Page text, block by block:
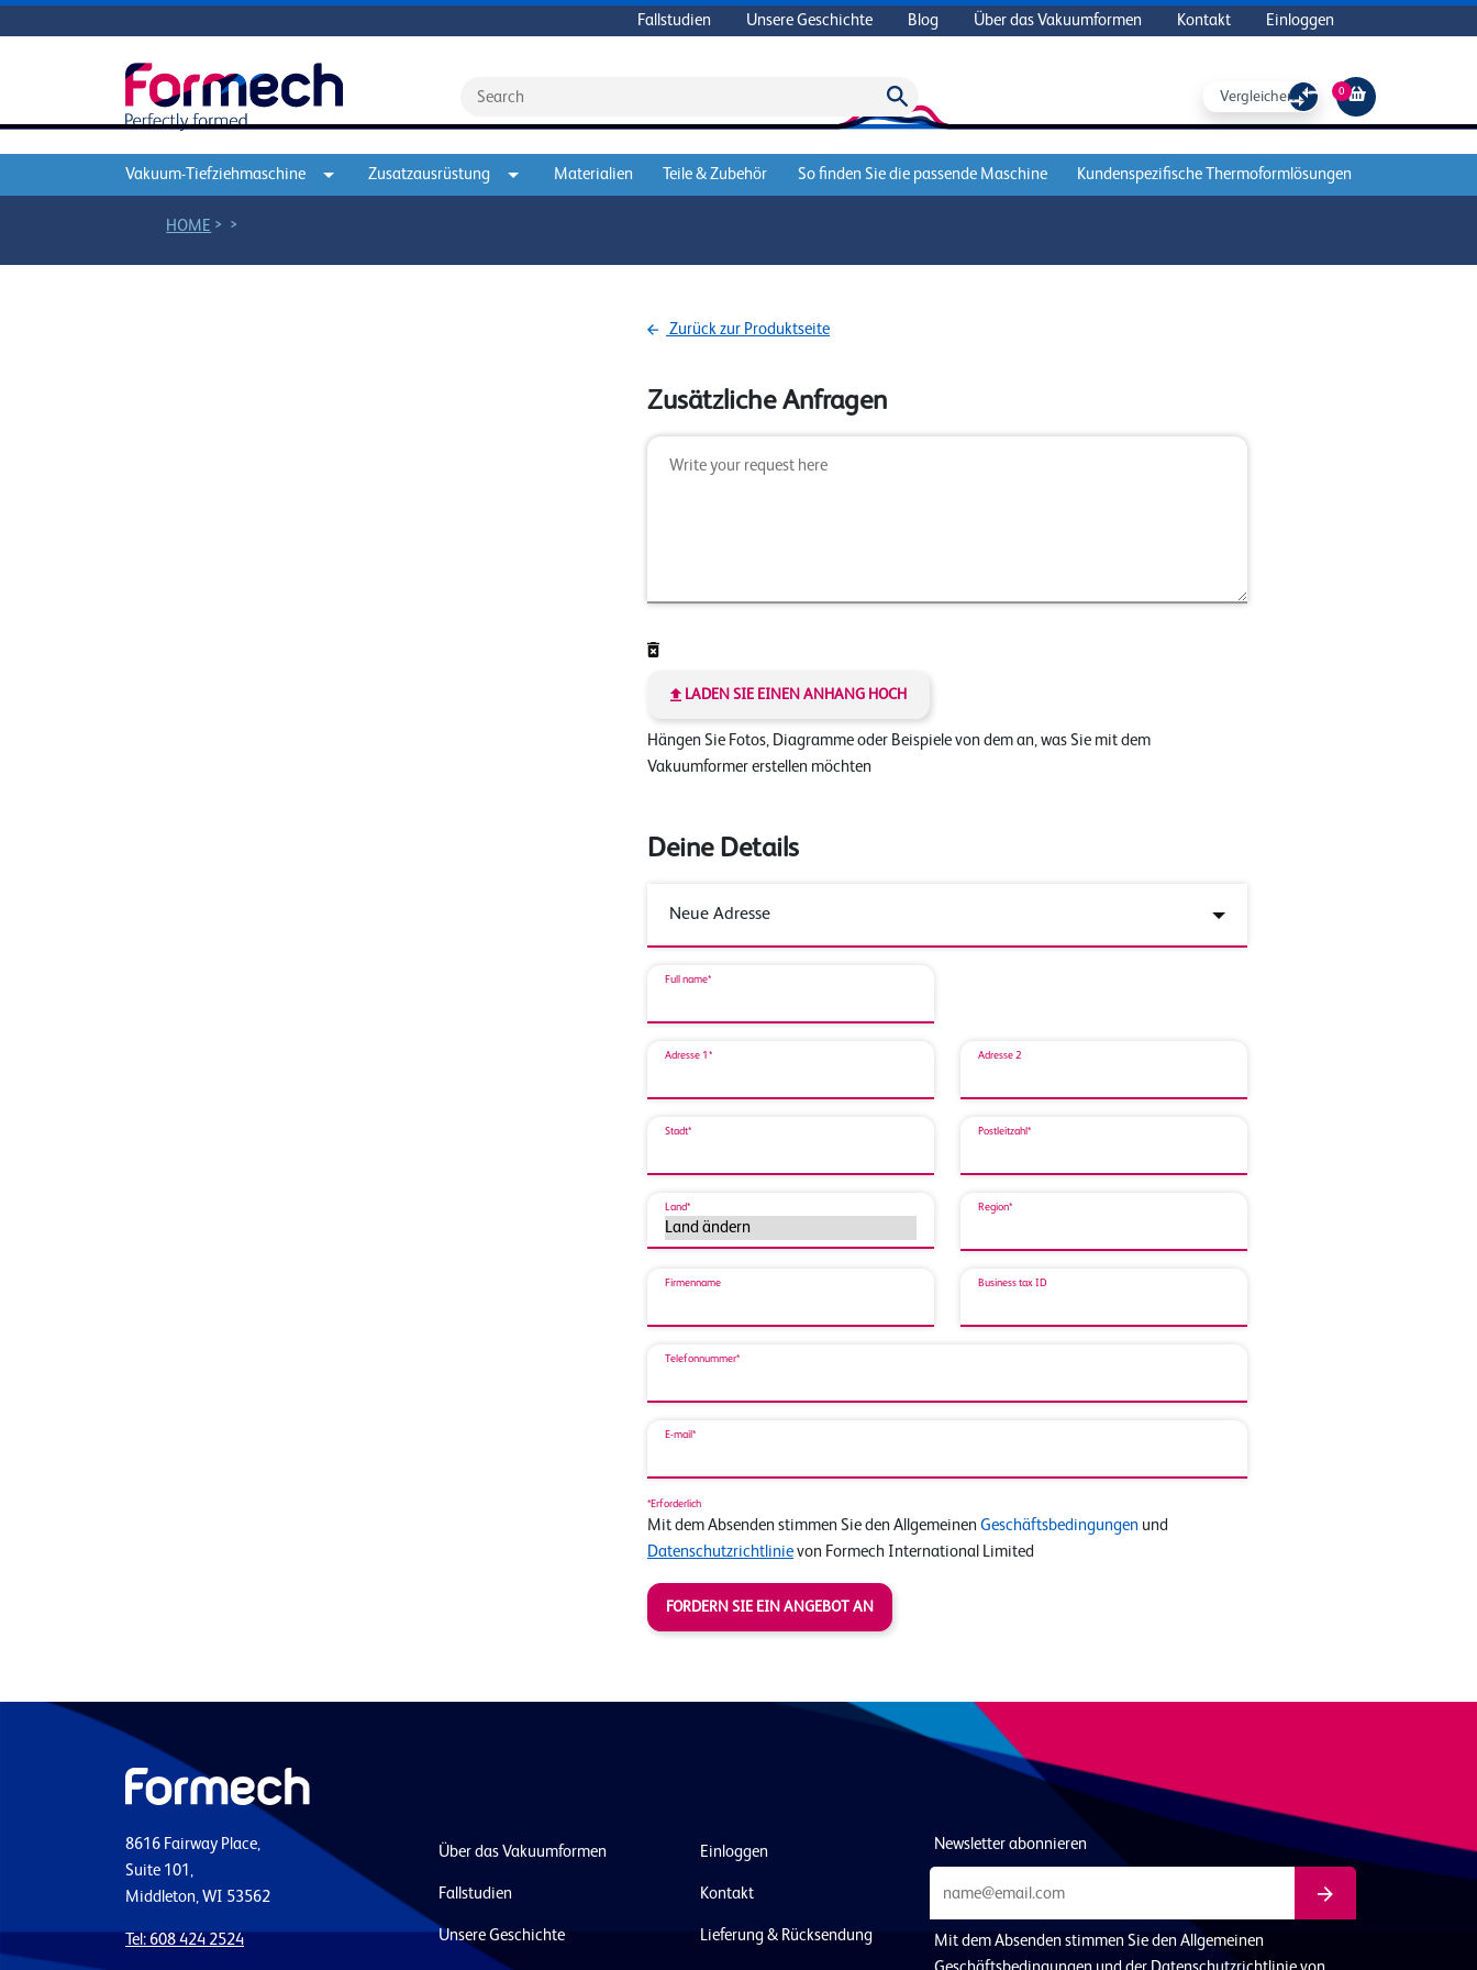
Fallstudien Unsere Geschichte Blog Über das Vakuumformen Kontakt Einloggen
Vergleichen Sie 0
Vakuum-Tiefziehmaschine Zusatzausrüstung Materialien Teile & Zubehör So finden Sie die passende Maschine Kundenspezifische Thermoformlösungen
HOME > >
Zurück zur Produktseite
Zusätzliche Anfragen
LADEN SIE EINEN ANHANG HOCH
Hängen Sie Fotos, Diagramme oder Beispiele von dem an, was Sie mit dem
Vakuumformer erstellen möchten
Deine Details
Full name*
Adresse 1* Adresse 2
Stadt* Postleitzahl*
Land* Region*
Firmenname Business tax ID
Telefonnummer*
E-mail*
*Erforderlich
Mit dem Absenden stimmen Sie den Allgemeinen Geschäftsbedingungen und
Datenschutzrichtlinie von Formech International Limited
FORDERN SIE EIN ANGEBOT AN
8616 Fairway Place,
Suite 101,
Middleton, WI 53562
Tel: 608 424 2524
Über das Vakuumformen
Fallstudien
Unsere Geschichte
Einloggen
Kontakt
Lieferung & Rücksendung
Newsletter abonnieren
Mit dem Absenden stimmen Sie den Allgemeinen